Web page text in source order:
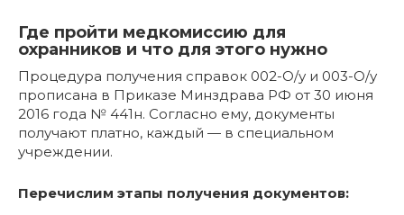
Где пройти медкомиссию для
охранников и что для этого нужно
Процедура получения справок 002-О/у и 003-О/у
прописана в Приказе Минздрава РФ от 30 июня
2016 года № 441н. Согласно ему, документы
получают платно, каждый — в специальном
учреждении.
Перечислим этапы получения документов: